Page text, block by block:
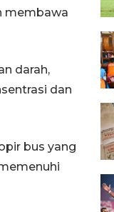
membawa
darah,
dan
bus yang